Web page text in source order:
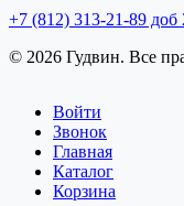
+7 (812) 313-21-89 доб
© 2026 Гудвин. Все
Войти
Звонок
Главная
Каталог
Корзина